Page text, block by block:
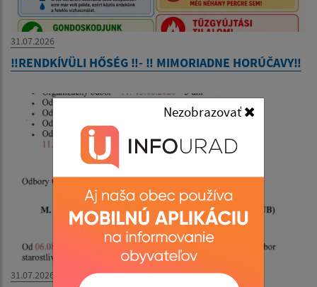
Nezobrazovať
31.07.2026
‼️RENDKÍVÜLI HŐSÉG ‼️- ‼️ MIMORIADNE HORÚČAVY‼️
31.07.2026